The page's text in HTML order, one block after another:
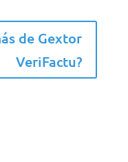
de Gextor
VeriFactu?